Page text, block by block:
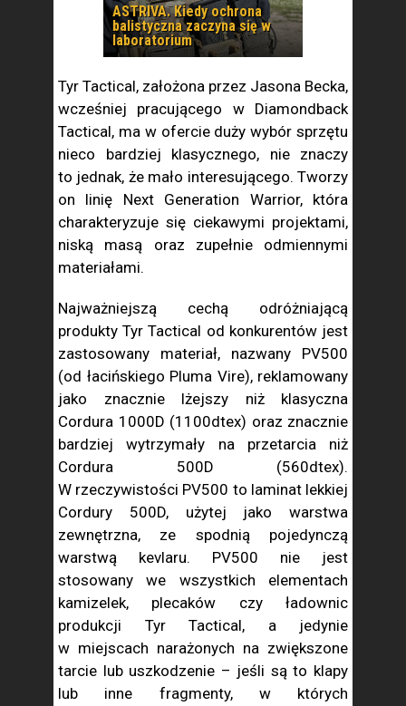
ASTRIVA. Kiedy ochrona
balistyczna zaczyna się w
laboratorium
Tyr Tactical, założona przez Jasona Becka,
wcześniej pracującego w Diamondback
Tactical, ma w ofercie duży wybór sprzętu
nieco bardziej klasycznego, nie znaczy
to jednak, że mało interesującego. Tworzy
on linię Next Generation Warrior, która
charakteryzuje się ciekawymi projektami,
niską masą oraz zupełnie odmiennymi
materiałami.
Najważniejszą cechą odróżniającą
produkty Tyr Tactical od konkurentów jest
zastosowany materiał, nazwany PV500
(od łacińskiego Pluma Vire), reklamowany
jako znacznie lżejszy niż klasyczna
Cordura 1000D (1100dtex) oraz znacznie
bardziej wytrzymały na przetarcia niż
Cordura 500D (560dtex).
W rzeczywistości PV500 to laminat lekkiej
Cordury 500D, użytej jako warstwa
zewnętrzna, ze spodnią pojedynczą
warstwą kevlaru. PV500 nie jest
stosowany we wszystkich elementach
kamizelek, plecaków czy ładownic
produkcji Tyr Tactical, a jedynie
w miejscach narażonych na zwiększone
tarcie lub uszkodzenie – jeśli są to klapy
lub inne fragmenty, w których